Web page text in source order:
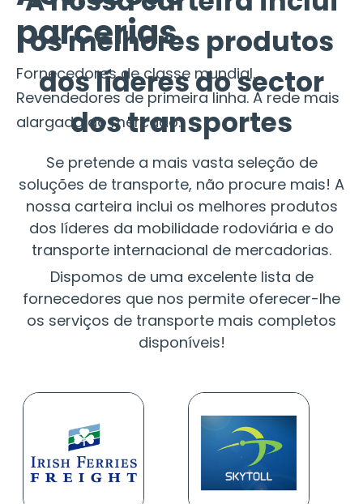
parcerias
Fornecedores de classe mundial.
Revendedores de primeira linha. A rede mais
alargada do mercado.
os melhores produtos
dos líderes do sector
dos transportes
Se pretende a mais vasta seleção de
soluções de transporte, não procure mais! A
nossa carteira inclui os melhores produtos
dos líderes da mobilidade rodoviária e do
transporte internacional de mercadorias.
Dispomos de uma excelente lista de
fornecedores que nos permite oferecer-lhe
os serviços de transporte mais completos
disponíveis!